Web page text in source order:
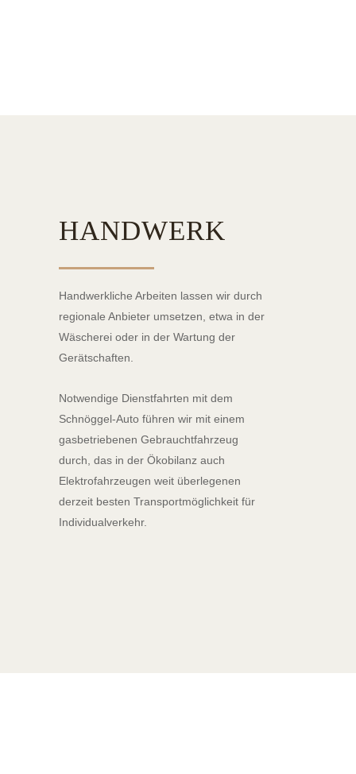
HANDWERK
Handwerkliche Arbeiten lassen wir durch
regionale Anbieter umsetzen, etwa in der
Wäscherei oder in der Wartung der
Gerätschaften.
Notwendige Dienstfahrten mit dem
Schnöggel-Auto führen wir mit einem
gasbetriebenen Gebrauchtfahrzeug
durch, das in der Ökobilanz auch
Elektrofahrzeugen weit überlegenen
derzeit besten Transportmöglichkeit für
Individualverkehr.